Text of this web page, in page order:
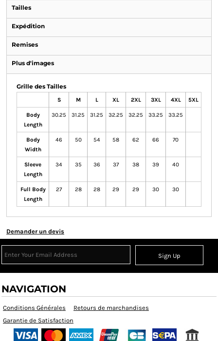
Tailles
Expédition
Remises
Plus d'images
Grille des Tailles
S M L XL 2XL 3XL 4XL 5XL
Body
Length
30.25 31.25 31.25 32.25 32.25 33.25 33.25
Body
Width
46 50 54 58 62 66 70
Sleeve
Length
34 35 36 37 38 39 40
Full Body
Length
27 28 28 29 29 30 30
Demander un devis
Sign Up
NAVIGATION
Conditions Générales
Retours de marchandises
Garantie de Satisfaction